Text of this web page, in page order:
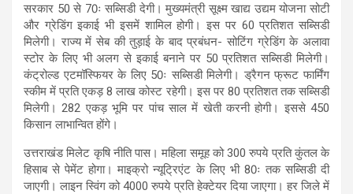
सरकार 50 से 70ः सब्सिडी देगी। मुख्यमंत्री सूक्ष्म खाद्य उद्यम योजना सोटी
और ग्रेडिंग इकाई भी इसमें शामिल होगी। इस पर 60 प्रतिशत सब्सिडी
मिलेगी। राज्य में सेब की तुड़ाई के बाद प्रबंधन- सोटिंग ग्रेडिंग के अलावा
स्टोर के लिए भी अलग से इकाई बनाने पर 50 प्रतिशत सब्सिडी मिलेगी।
कंट्रोल्ड एटमॉस्फियर के लिए 50ः सब्सिडी मिलेगी। ड्रैगन फ्रूट फार्मिंग
स्कीम में प्रति एकड़ 8 लाख कोस्ट रहेगी। इस पर 80 प्रतिशत तक सब्सिडी
मिलेगी। 282 एकड़ भूमि पर पांच साल में खेती करनी होगी। इससे 450
किसान लाभान्वित होंगे।
उत्तराखंड मिलेट कृषि नीति पास। महिला समूह को 300 रुपये प्रति कुंतल के
हिसाब से पेमेंट होगा। माइक्रो न्यूट्रिएंट के लिए भी 80ः तक सब्सिडी दी
जाएगी। लाइन स्विंग को 4000 रुपये प्रति हेक्टेयर दिया जाएगा। हर जिले में